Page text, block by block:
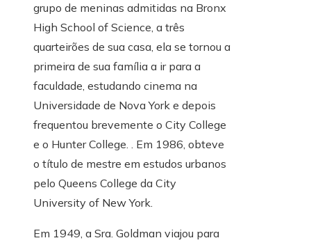
grupo de meninas admitidas na Bronx
High School of Science, a três
quarteirões de sua casa, ela se tornou a
primeira de sua família a ir para a
faculdade, estudando cinema na
Universidade de Nova York e depois
frequentou brevemente o City College
e o Hunter College. . Em 1986, obteve
o título de mestre em estudos urbanos
pelo Queens College da City
University of New York.
Em 1949, a Sra. Goldman viajou para